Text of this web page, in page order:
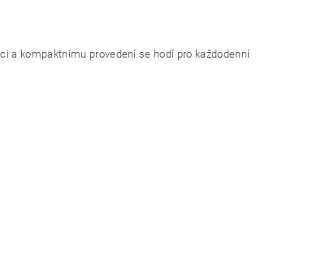
a kompaktnímu provedení se hodí pro každodenní